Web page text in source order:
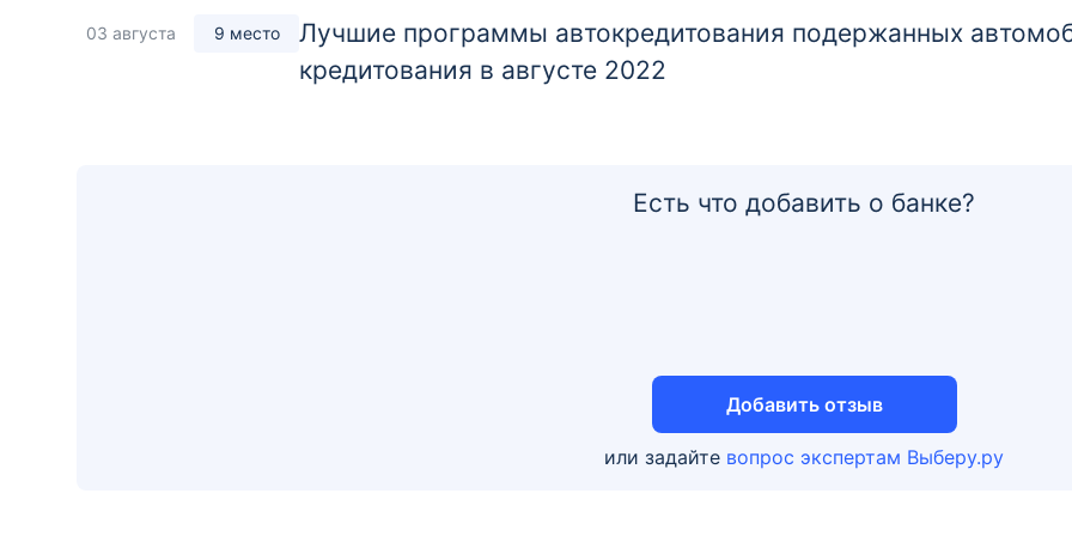
03 августа 9 место
Лучшие программы автокредитования подержанных
кредитования в августе 2022
Есть что добавить о банке?
Добавить отзыв
или задайте вопрос экспертам Выберу.ру